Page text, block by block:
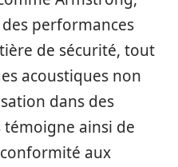
performances
de sécurité, tout
acoustiques non
dans des
ainsi de
aux